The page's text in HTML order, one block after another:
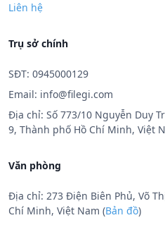
Liên hệ
Trụ sở chính
SĐT: 0945000129
Email: info@filegi.com
Địa chỉ: Số 773/10 Nguyễn Duy
9, Thành phố Hồ Chí Minh, Việt
Văn phòng
Địa chỉ: 273 Điện Biên Phủ, Võ
Chí Minh, Việt Nam (Bản đồ)